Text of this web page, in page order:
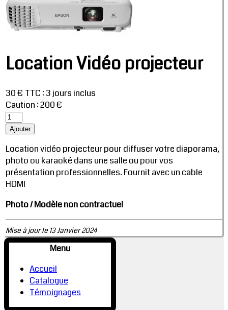
Location Vidéo projecteur
30 € TTC : 3 jours inclus
Caution : 200 €
Location vidéo projecteur pour diffuser votre diaporama,
photo ou karaoké dans une salle ou pour vos
présentation professionnelles. Fournit avec un cable
HDMI
Photo / Modèle non contractuel
Mise à jour le 13 Janvier 2024
Menu
Accueil
Catalogue
Témoignages